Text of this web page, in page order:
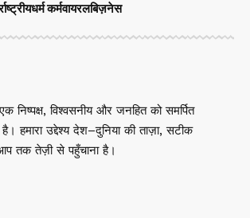
धर्म कर्मवायरलबिज़नेस
निष्पक्ष, विश्वसनीय और जनहित को समर्पित
हमारा उद्देश्य देश–दुनिया की ताज़ा, सटीक
तक तेज़ी से पहुँचाना है।